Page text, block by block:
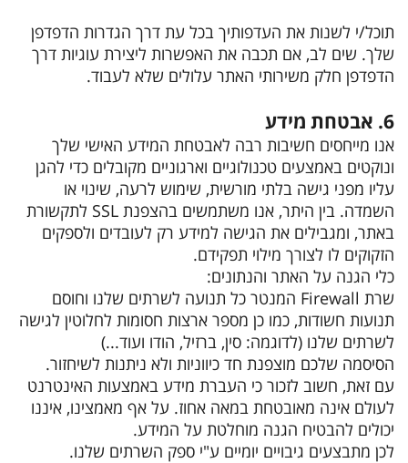
תוכל/י לשנות את העדפותיך בכל עת דרך הגדרות הדפדפן
שלך. שים לב, אם תכבה את האפשרות ליצירת עוגיות דרך
הדפדפן חלק משירותי האתר עלולים שלא לעבוד.
6. אבטחת מידע
אנו מייחסים חשיבות רבה לאבטחת המידע האישי שלך
ונוקטים באמצעים טכנולוגיים וארגוניים מקובלים כדי להגן
עליו מפני גישה בלתי מורשית, שימוש לרעה, שינוי או
השמדה. בין היתר, אנו משתמשים בהצפנת SSL לתקשורת
באתר, ומגבילים את הגישה למידע רק לעובדים ולספקים
הזקוקים לו לצורך מילוי תפקידם.
כלי הגנה על האתר והנתונים:
שרת Firewall המנטר כל תנועה לשרתים שלנו וחוסם
תנועות חשודות, כמו כן מספר ארצות חסומות לחלוטין לגישה
לשרתים שלנו (לדוגמה: סין, ברזיל, הודו ועוד...)
הסיסמה שלכם מוצפנת חד כיווניות ולא ניתנות לשיחזור.
עם זאת, חשוב לזכור כי העברת מידע באמצעות האינטרנט
לעולם אינה מאובטחת במאה אחוז. על אף מאמצינו, איננו
יכולים להבטיח הגנה מוחלטת על המידע.
לכן מתבצעים גיבויים יומיים ע"י ספק השרתים שלנו.